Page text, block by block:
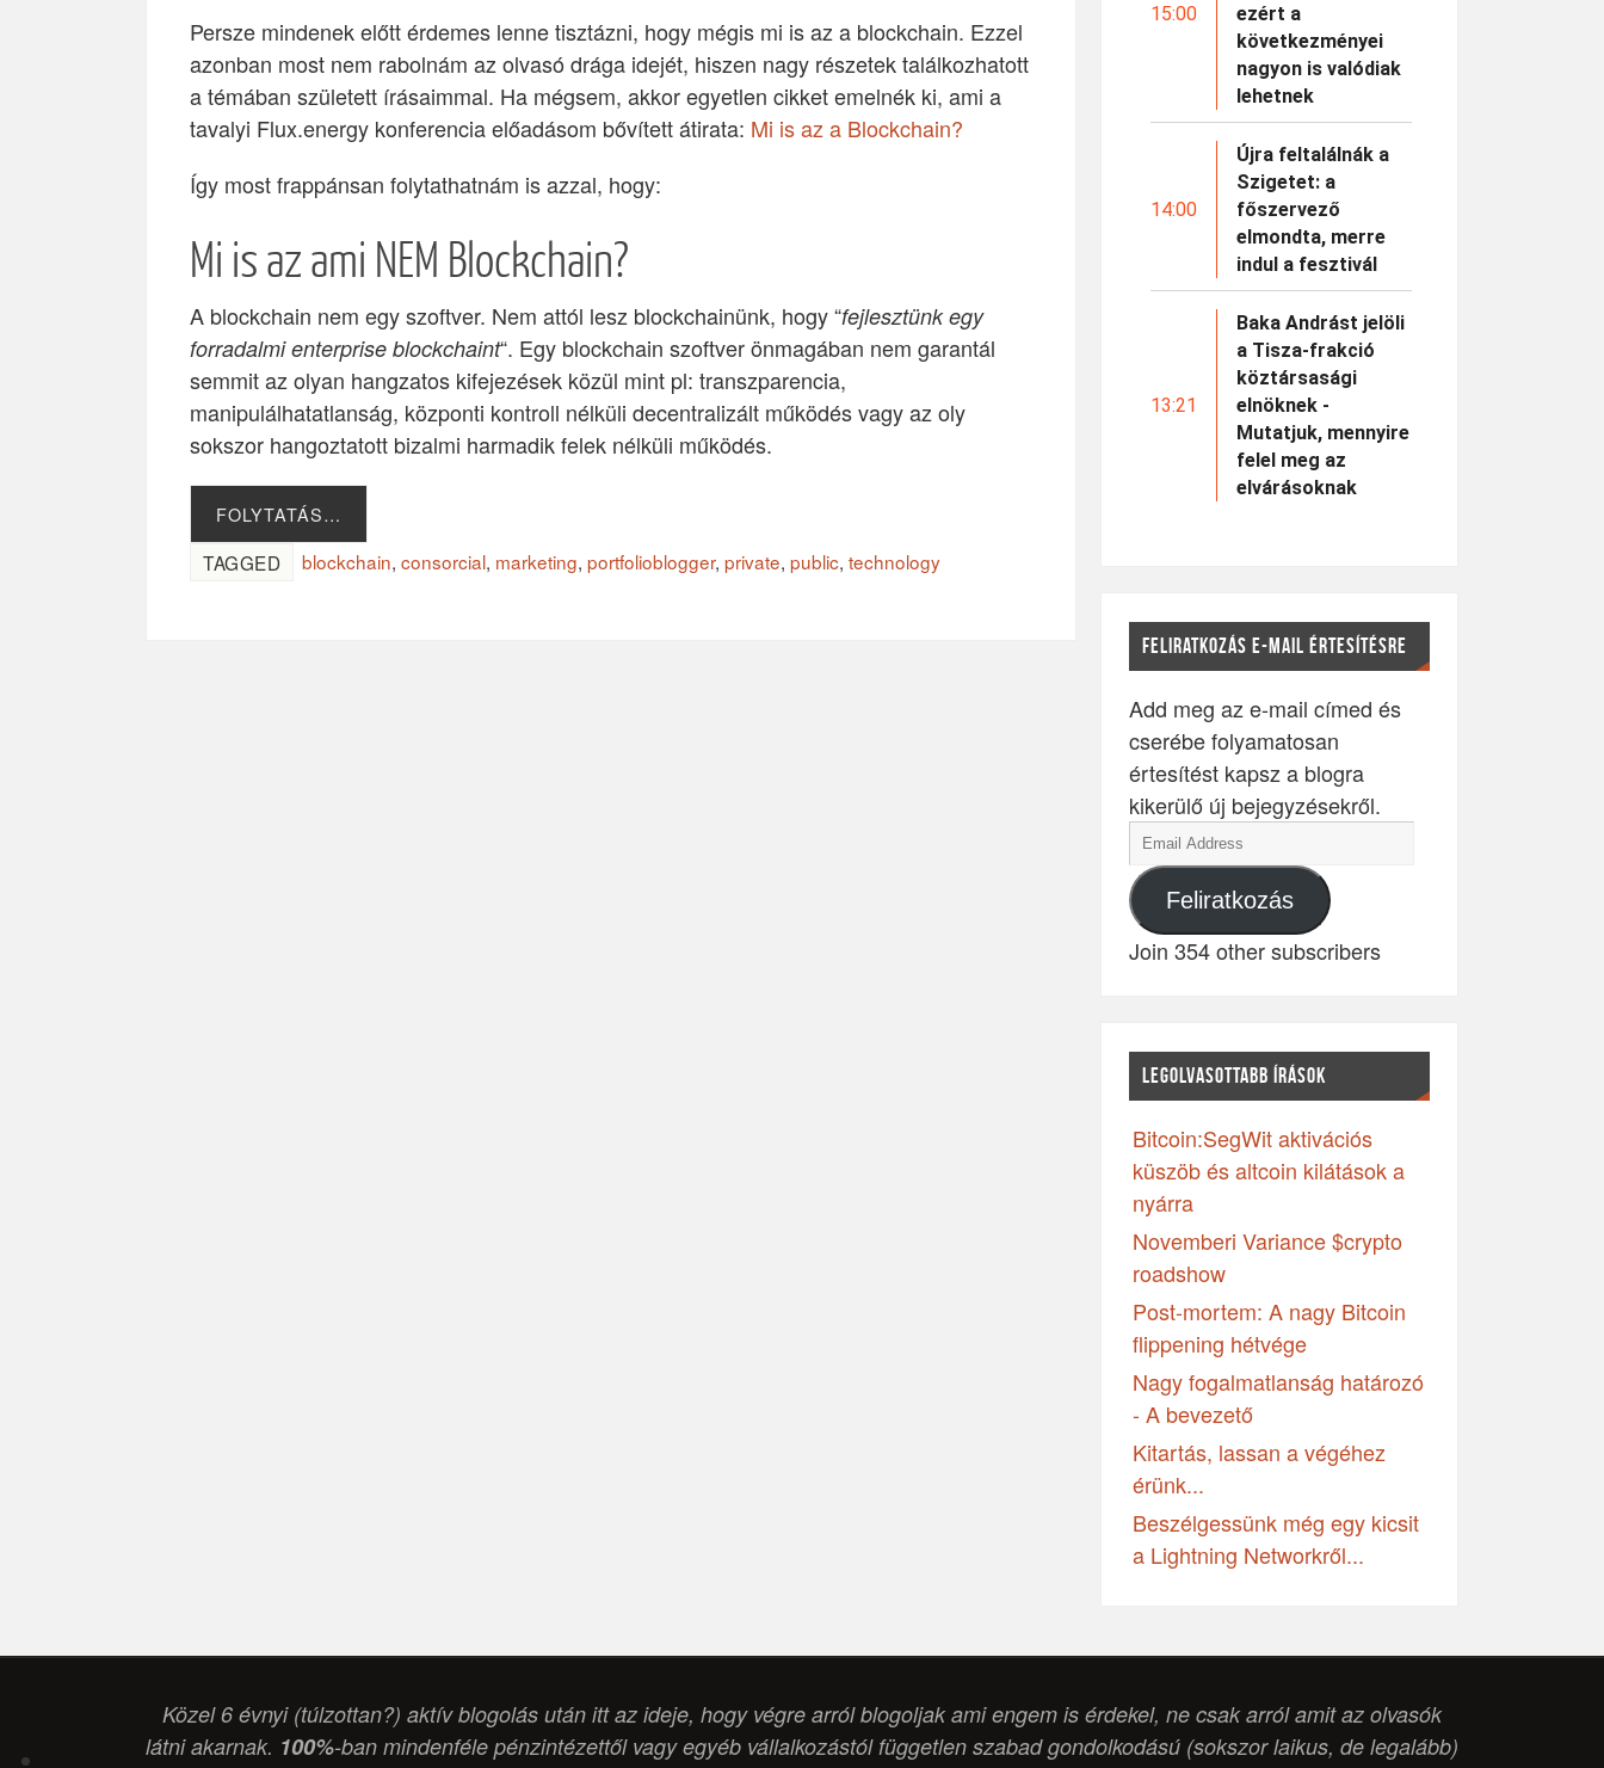
Persze mindenek előtt érdemes lenne tisztázni, hogy mégis mi is az a blockchain. Ezzel
azonban most nem rabolnám az olvasó drága idejét, hiszen nagy részetek találkozhatott
a témában született írásaimmal. Ha mégsem, akkor egyetlen cikket emelnék ki, ami a
tavalyi Flux.energy konferencia előadásom bővített átirata: Mi is az a Blockchain?
Így most frappánsan folytathatnám is azzal, hogy:
Mi is az ami NEM Blockchain?
A blockchain nem egy szoftver. Nem attól lesz blockchainünk, hogy “fejlesztünk egy
forradalmi enterprise blockchaint“. Egy blockchain szoftver önmagában nem garantál
semmit az olyan hangzatos kifejezések közül mint pl: transzparencia,
manipulálhatatlanság, központi kontroll nélküli decentralizált működés vagy az oly
sokszor hangoztatott bizalmi harmadik felek nélküli működés.
FOLYTATÁS…
TAGGED blockchain, consorcial, marketing, portfolioblogger, private, public, technology
15:00
ezért a
következményei
nagyon is valódiak
lehetnek
14:00
Újra feltalálnák a
Szigetet: a
főszervező
elmondta, merre
indul a fesztivál
13:21
Baka Andrást jelöli
a Tisza-frakció
köztársasági
elnöknek -
Mutatjuk, mennyire
felel meg az
elvárásoknak
FELIRATKOZÁS E-MAIL ÉRTESÍTÉSRE
Add meg az e-mail címed és
cserébe folyamatosan
értesítést kapsz a blogra
kikerülő új bejegyzésekről.
Feliratkozás
Join 354 other subscribers
LEGOLVASOTTABB ÍRÁSOK
Bitcoin:SegWit aktivációs
küszöb és altcoin kilátások a
nyárra
Novemberi Variance $crypto
roadshow
Post-mortem: A nagy Bitcoin
flippening hétvége
Nagy fogalmatlanság határozó
- A bevezető
Kitartás, lassan a végéhez
érünk...
Beszélgessünk még egy kicsit
a Lightning Networkről...
Közel 6 évnyi (túlzottan?) aktív blogolás után itt az ideje, hogy végre arról blogoljak ami engem is érdekel, ne csak arról amit az olvasók
látni akarnak. 100%-ban mindenféle pénzintézettől vagy egyéb vállalkozástól független szabad gondolkodású (sokszor laikus, de legalább)